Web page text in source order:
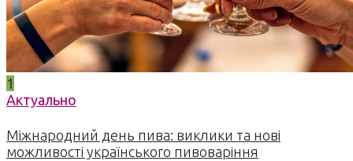
1
Актуально
Міжнародний день пива: виклики та нові
можливості українського пивоваріння